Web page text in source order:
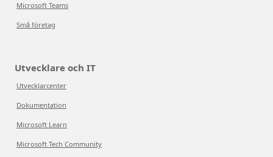
Microsoft Teams
Små företag
Utvecklare och IT
Utvecklarcenter
Dokumentation
Microsoft Learn
Microsoft Tech Community